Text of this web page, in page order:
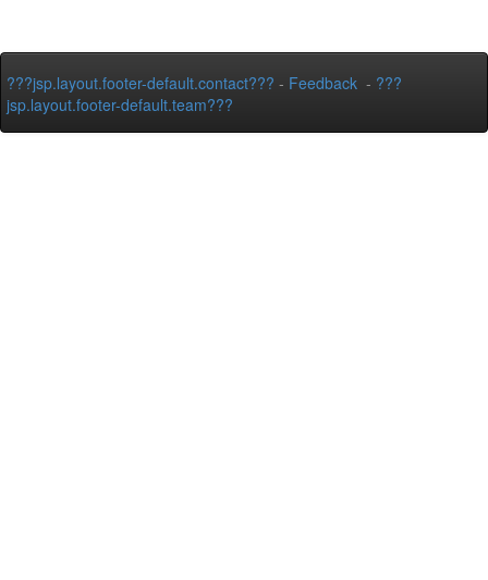
???jsp.layout.footer-default.contact??? - Feedback - ???
jsp.layout.footer-default.team???